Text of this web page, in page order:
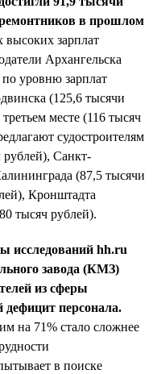
в прошлом
зарплат
Архангельска
уровню зарплат
(125,6 тысячи
месте (116 тысяч
судостроителям
рублей), Санкт-
(87,5 тысячи
Кронштадта
тысяч рублей).
исследований hh.ru
завода (КМЗ)
из сферы
персонала.
на 71% стало сложнее
в поиске